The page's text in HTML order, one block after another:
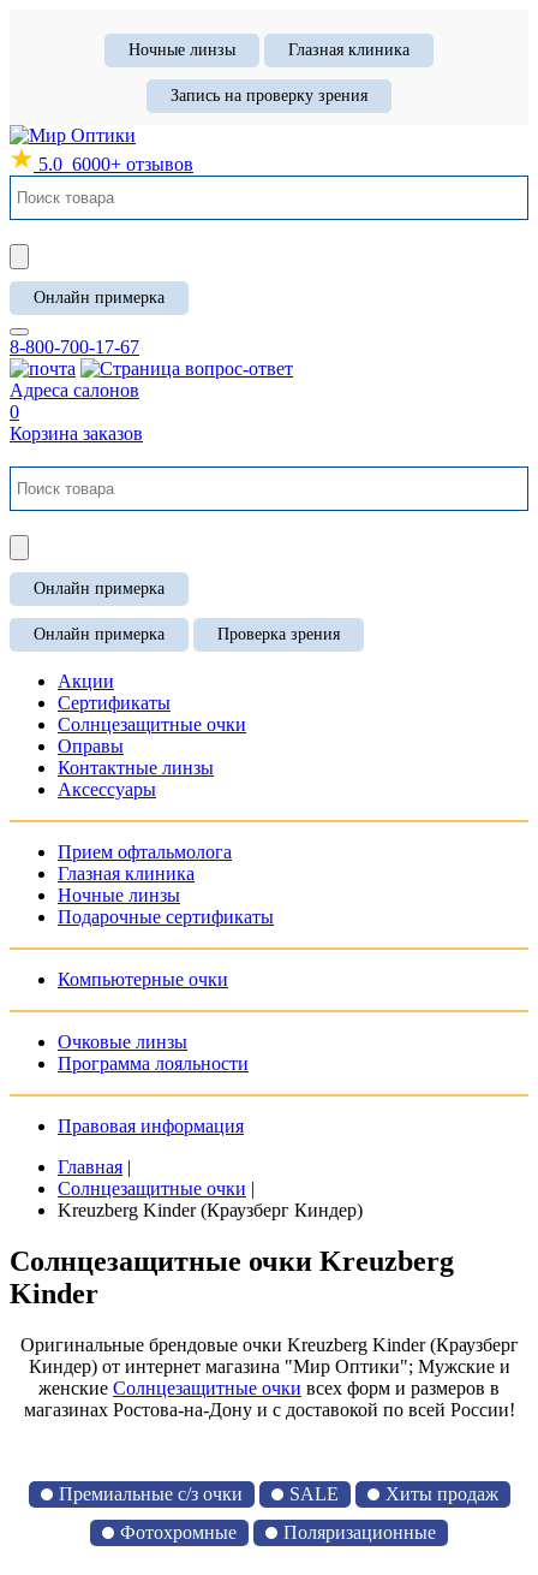
Ночные линзы Глазная клиника
Запись на проверку зрения
5.0 6000+ отзывов
Онлайн примерка
8-800-700-17-67
Адреса салонов
0
Корзина заказов
Онлайн примерка
Онлайн примерка Проверка зрения
Акции
Сертификаты
Солнцезащитные очки
Оправы
Контактные линзы
Аксессуары
Прием офтальмолога
Глазная клиника
Ночные линзы
Подарочные сертификаты
Компьютерные очки
Очковые линзы
Программа лояльности
Правовая информация
Главная |
Солнцезащитные очки |
Kreuzberg Kinder (Краузберг Киндер)
Солнцезащитные очки Kreuzberg
Kinder
Оригинальные брендовые очки Kreuzberg Kinder (Краузберг
Киндер) от интернет магазина "Мир Оптики"; Мужские и
женские Солнцезащитные очки всех форм и размеров в
магазинах Ростова-на-Дону и с доставокой по всей России!
Премиальные с/з очки SALE
Хиты продаж
Фотохромные
Поляризационные